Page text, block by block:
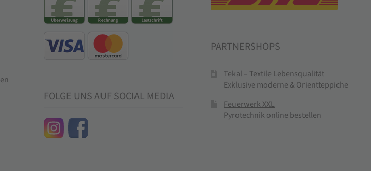
FOLGE UNS AUF SOCIAL MEDIA
PARTNERSHOPS
Tekal – Textile Lebensqualität
Exklusive moderne & Orientteppiche
Feuerwerk XXL
Pyrotechnik online bestellen